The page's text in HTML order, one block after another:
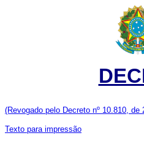
(Revogado pelo Decreto nº 10.810, de
Texto para impressão